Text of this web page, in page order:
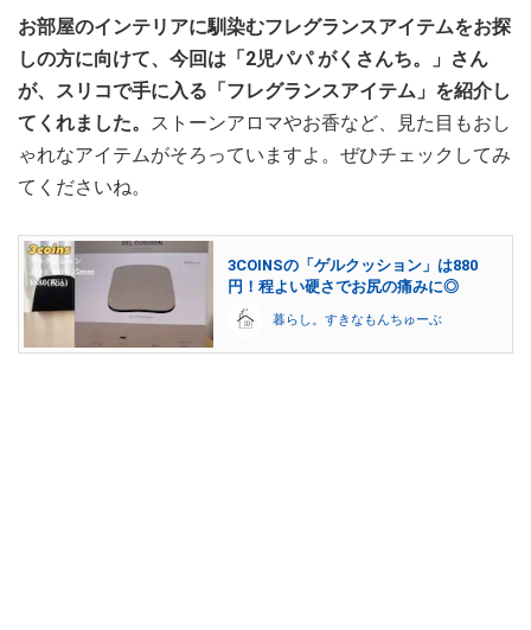
お部屋のインテリアに馴染むフレグランスアイテムをお探
しの方に向けて、今回は「2児パパ がくさんち。」さん
が、スリコで手に入る「フレグランスアイテム」を紹介し
てくれました。 ストーンアロマやお香など、見た目もおし
ゃれなアイテムがそろっていますよ。ぜひチェックしてみ
てくださいね。
3COINSの「ゲルクッション」は880
円！程よい硬さでお尻の痛みに◎
暮らし。すきなもんちゅーぶ